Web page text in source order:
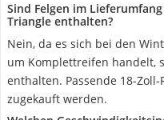
Sind Felgen im
Triangle enthalten?
Nein, da es sich bei den
um Komplettreifen handelt,
enthalten. Passende 18-
zugekauft werden.